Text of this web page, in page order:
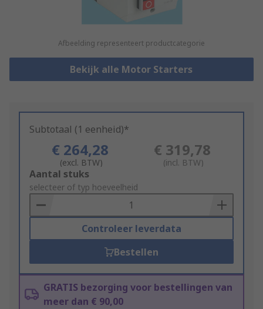
Afbeelding representeert productcategorie
Bekijk alle Motor Starters
Subtotaal (1 eenheid)*
€ 264,28
(excl. BTW)
€ 319,78
(incl. BTW)
Add
to
Basket
Aantal stuks
selecteer of typ hoeveelheid
Controleer leverdata
Bestellen
GRATIS bezorging voor bestellingen van
meer dan € 90,00